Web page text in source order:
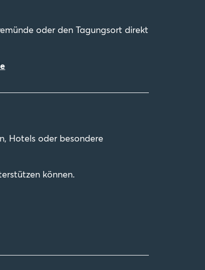
oder den Tagungsort direkt
Hotels oder besondere
können.